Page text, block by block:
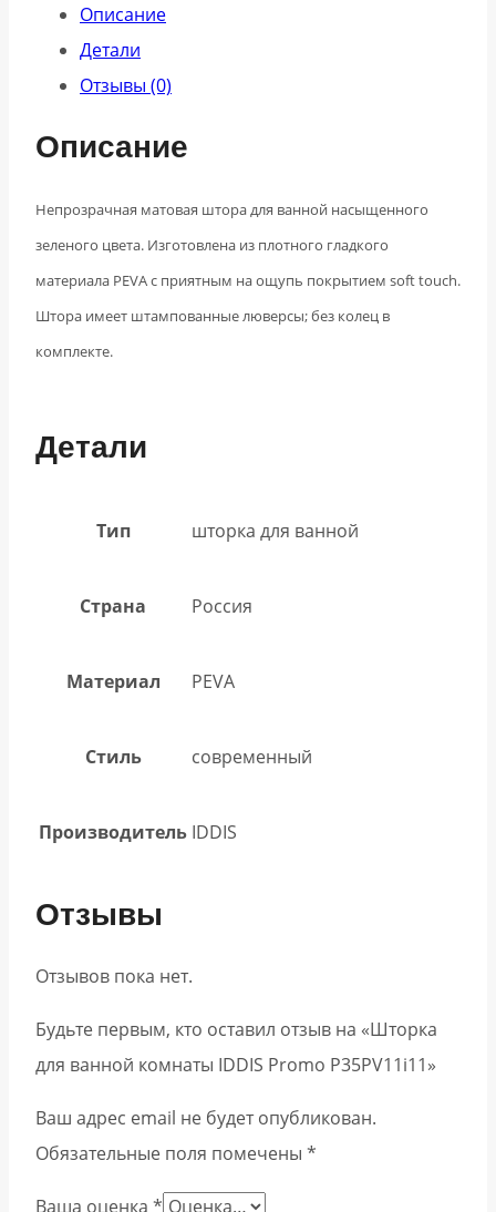
Описание
Детали
Отзывы (0)
Описание
Непрозрачная матовая штора для ванной насыщенного
зеленого цвета. Изготовлена из плотного гладкого
материала PEVA с приятным на ощупь покрытием soft touch.
Штора имеет штампованные люверсы; без колец в
комплекте.
Детали
Тип шторка для ванной
Страна Россия
Материал PEVA
Стиль современный
Производитель IDDIS
Отзывы
Отзывов пока нет.
Будьте первым, кто оставил отзыв на «Шторка
для ванной комнаты IDDIS Promo P35PV11i11»
Ваш адрес email не будет опубликован.
Обязательные поля помечены *
Ваша оценка *